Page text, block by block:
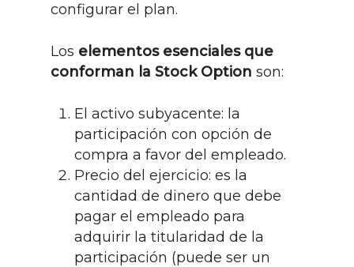
configurar el plan.
Los elementos esenciales que
conforman la Stock Option son:
El activo subyacente: la
participación con opción de
compra a favor del empleado.
Precio del ejercicio: es la
cantidad de dinero que debe
pagar el empleado para
adquirir la titularidad de la
participación (puede ser un